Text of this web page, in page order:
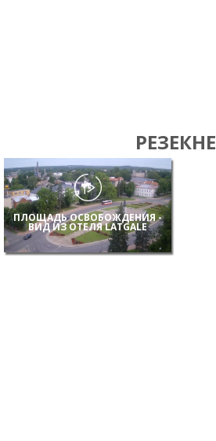
РЕЗЕКНЕ
ПЛОЩАДЬ ОСВОБОЖДЕНИЯ -
ВИД ИЗ ОТЕЛЯ LATGALE